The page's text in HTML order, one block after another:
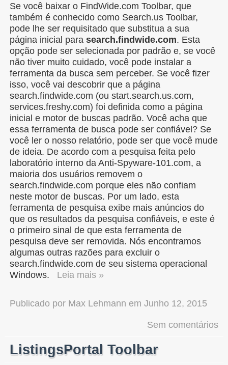
Se você baixar o FindWide.com Toolbar, que
também é conhecido como Search.us Toolbar,
pode lhe ser requisitado que substitua a sua
página inicial para search.findwide.com. Esta
opção pode ser selecionada por padrão e, se você
não tiver muito cuidado, você pode instalar a
ferramenta da busca sem perceber. Se você fizer
isso, você vai descobrir que a página
search.findwide.com (ou start.search.us.com,
services.freshy.com) foi definida como a página
inicial e motor de buscas padrão. Você acha que
essa ferramenta de busca pode ser confiável? Se
você ler o nosso relatório, pode ser que você mude
de ideia. De acordo com a pesquisa feita pelo
laboratório interno da Anti-Spyware-101.com, a
maioria dos usuários removem o
search.findwide.com porque eles não confiam
neste motor de buscas. Por um lado, esta
ferramenta de pesquisa exibe mais anúncios do
que os resultados da pesquisa confiáveis, e este é
o primeiro sinal de que esta ferramenta de
pesquisa deve ser removida. Nós encontramos
algumas outras razões para excluir o
search.findwide.com de seu sistema operacional
Windows.
Leia mais »
Publicado por Max Lehmann em Junho 12, 2015
Sem comentários
ListingsPortal Toolbar